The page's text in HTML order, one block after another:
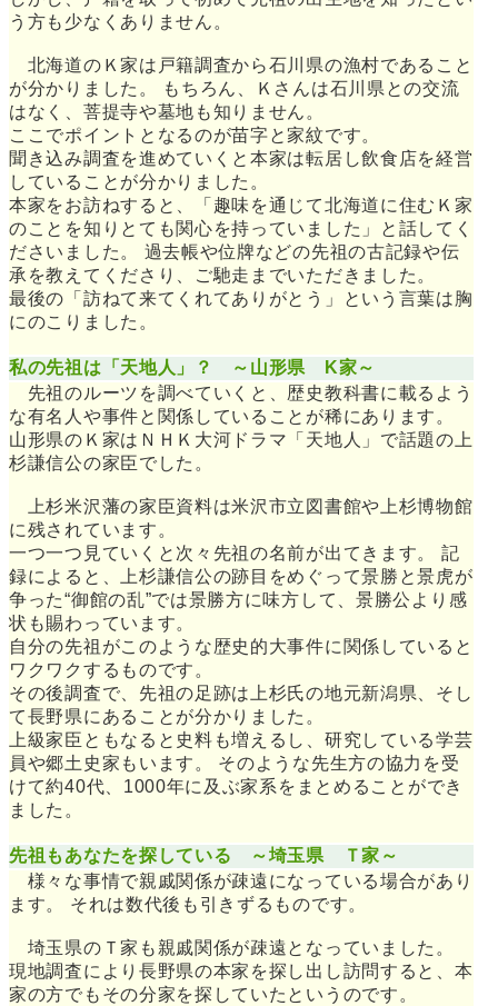
う方も少なくありません。
北海道のＫ家は戸籍調査から石川県の漁村であること
が分かりました。 もちろん、Ｋさんは石川県との交流
はなく、菩提寺や墓地も知りません。
ここでポイントとなるのが苗字と家紋です。
聞き込み調査を進めていくと本家は転居し飲食店を経営
していることが分かりました。
本家をお訪ねすると、「趣味を通じて北海道に住むＫ家
のことを知りとても関心を持っていました」と話してく
ださいました。 過去帳や位牌などの先祖の古記録や伝
承を教えてくださり、ご馳走までいただきました。
最後の「訪ねて来てくれてありがとう」という言葉は胸
にのこりました。
私の先祖は「天地人」？ ～山形県 K家～
先祖のルーツを調べていくと、歴史教科書に載るよう
な有名人や事件と関係していることが稀にあります。
山形県のＫ家はＮＨＫ大河ドラマ「天地人」で話題の上
杉謙信公の家臣でした。
上杉米沢藩の家臣資料は米沢市立図書館や上杉博物館
に残されています。
一つ一つ見ていくと次々先祖の名前が出てきます。 記
録によると、上杉謙信公の跡目をめぐって景勝と景虎が
争った“御館の乱”では景勝方に味方して、景勝公より感
状も賜わっています。
自分の先祖がこのような歴史的大事件に関係していると
ワクワクするものです。
その後調査で、先祖の足跡は上杉氏の地元新潟県、そし
て長野県にあることが分かりました。
上級家臣ともなると史料も増えるし、研究している学芸
員や郷土史家もいます。 そのような先生方の協力を受
けて約40代、1000年に及ぶ家系をまとめることができ
ました。
先祖もあなたを探している ～埼玉県 Ｔ家～
様々な事情で親戚関係が疎遠になっている場合があり
ます。 それは数代後も引きずるものです。
埼玉県のＴ家も親戚関係が疎遠となっていました。
現地調査により長野県の本家を探し出し訪問すると、本
家の方でもその分家を探していたというのです。